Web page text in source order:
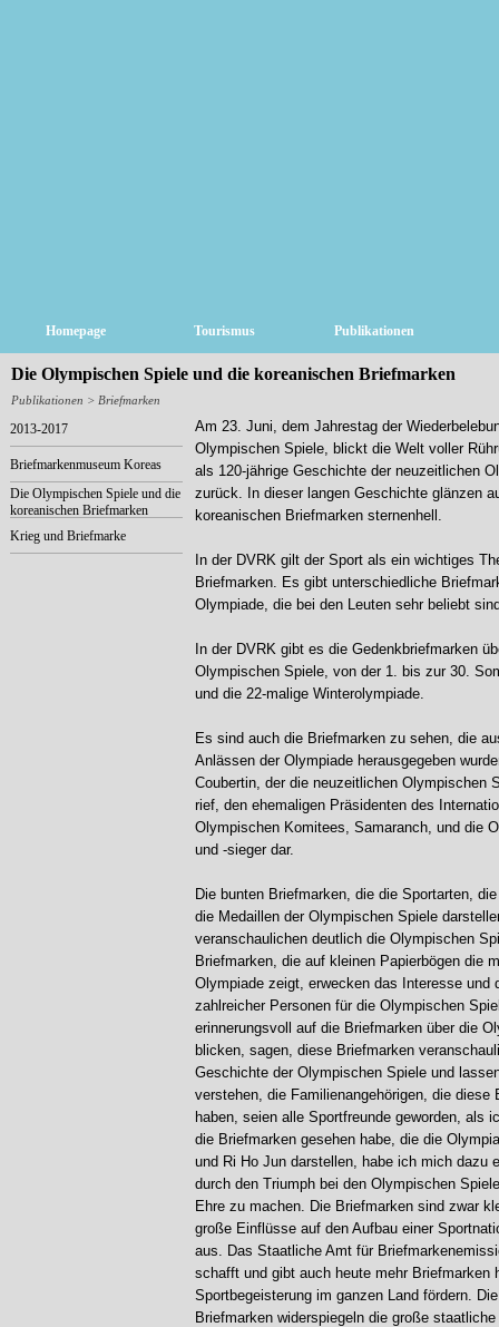
Homepage Tourismus Publikationen
Die Olympischen Spiele und die koreanischen Briefmarken
Publikationen > Briefmarken
2013-2017
Briefmarkenmuseum Koreas
Die Olympischen Spiele und die
koreanischen Briefmarken
Krieg und Briefmarke
Am 23. Juni, dem Jahrestag der
Olympischen Spiele, blickt die Welt voller
als 120-jährige Geschichte der neuzeitlichen
zurück. In dieser langen Geschichte glänzen
koreanischen Briefmarken sternenhell.
In der DVRK gilt der Sport als ein wichtiges
Briefmarken. Es gibt unterschiedliche
Olympiade, die bei den Leuten sehr beliebt
In der DVRK gibt es die Gedenkbriefmarken
Olympischen Spiele, von der 1. bis zur 30.
und die 22-malige Winterolympiade.
Es sind auch die Briefmarken zu sehen, die
Anlässen der Olympiade herausgegeben
Coubertin, der die neuzeitlichen Olympischen
rief, den ehemaligen Präsidenten des
Olympischen Komitees, Samaranch, und die
und -sieger dar.
Die bunten Briefmarken, die die Sportarten,
die Medaillen der Olympischen Spiele
veranschaulichen deutlich die Olympischen
Briefmarken, die auf kleinen Papierbögen die
Olympiade zeigt, erwecken das Interesse und
zahlreicher Personen für die Olympischen
erinnerungsvoll auf die Briefmarken über die
blicken, sagen, diese Briefmarken
Geschichte der Olympischen Spiele und
verstehen, die Familienangehörigen, die diese
haben, seien alle Sportfreunde geworden, als
die Briefmarken gesehen habe, die die
und Ri Ho Jun darstellen, habe ich mich dazu
durch den Triumph bei den Olympischen
Ehre zu machen. Die Briefmarken sind zwar
große Einflüsse auf den Aufbau einer
aus. Das Staatliche Amt für
schafft und gibt auch heute mehr Briefmarken
Sportbegeisterung im ganzen Land fördern.
Briefmarken widerspiegeln die große